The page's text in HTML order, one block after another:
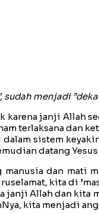
sudah menjadi
janji Allah
terlaksana
sistem
datang Yesus
dan mati
kita di
janji Allah dan
kita menjadi